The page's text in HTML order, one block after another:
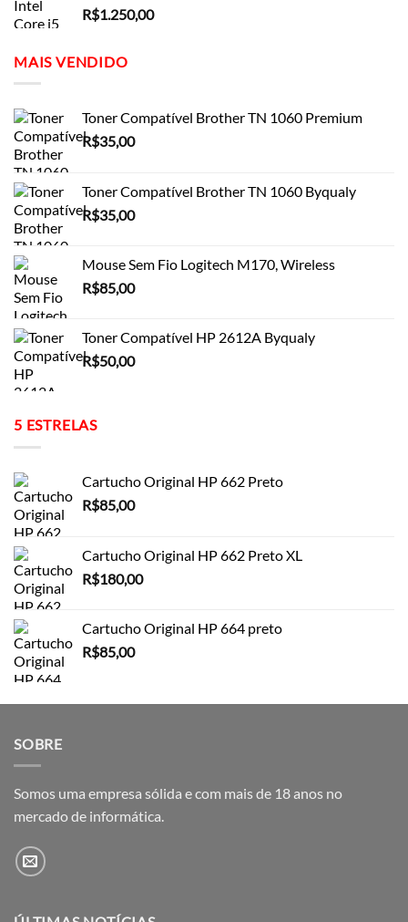
R$1.250,00
MAIS VENDIDO
Toner Compatível Brother TN 1060 Premium
R$35,00
Toner Compatível Brother TN 1060 Byqualy
R$35,00
Mouse Sem Fio Logitech M170, Wireless
R$85,00
Toner Compatível HP 2612A Byqualy
R$50,00
5 ESTRELAS
Cartucho Original HP 662 Preto
R$85,00
Cartucho Original HP 662 Preto XL
R$180,00
Cartucho Original HP 664 preto
R$85,00
SOBRE
Somos uma empresa sólida e com mais de 18 anos no
mercado de informática.